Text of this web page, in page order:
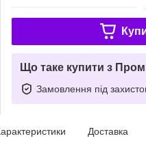
Що таке купити з
Замовлення під
Доставка